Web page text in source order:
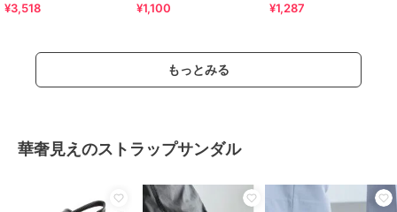
プベルクロサンダル
¥3,518 ¥1,100 ¥1,287
もっとみる
華奢見えのストラップサンダル